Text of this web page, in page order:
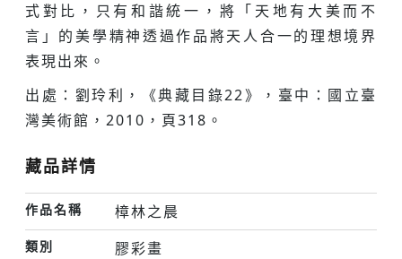
式對比，只有和諧統一，將「天地有大美而不
言」的美學精神透過作品將天人合一的理想境界
表現出來。
出處：劉玲利，《典藏目錄22》，臺中：國立臺
灣美術館，2010，頁318。
藏品詳情
作品名稱 樟林之晨
類別 膠彩畫